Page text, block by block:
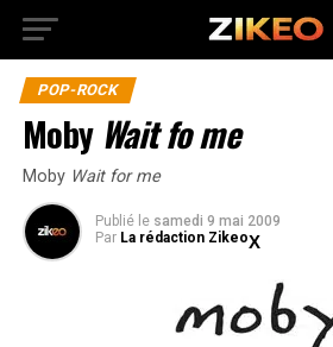
POP-ROCK
Moby Wait fo me
Moby Wait for me
Publié le samedi 9 mai 2009
Par La rédaction Zikeo